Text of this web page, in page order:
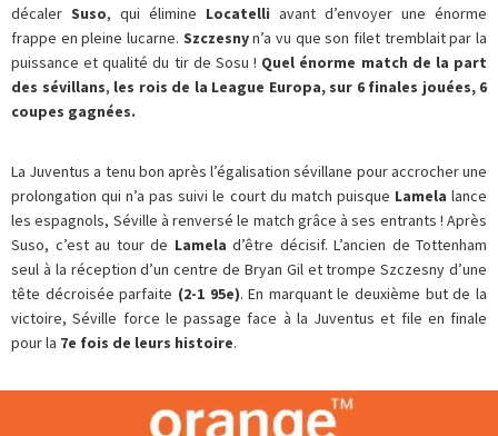
décaler Suso, qui élimine Locatelli avant d’envoyer une énorme
frappe en pleine lucarne. Szczesnyn’a vu que son filet tremblait par la
puissance et qualité du tir de Sosu ! Quel énorme match de la part
des sévillans, les rois de la League Europa, sur 6 finales jouées, 6
coupes gagnées.
La Juventus a tenu bon après l’égalisation sévillane pour accrocher une
prolongation qui n’a pas suivi le court du match puisque Lamela lance
les espagnols, Séville à renversé le match grâce à ses entrants ! Après
Suso, c’est au tour de Lamela d’être décisif. L’ancien de Tottenham
seul à la réception d’un centre de Bryan Gil et trompe Szczesny d’une
tête décroisée parfaite (2-1 95e). En marquant le deuxième but de la
victoire, Séville force le passage face à la Juventus et file en finale
pour la 7e fois de leurs histoire.